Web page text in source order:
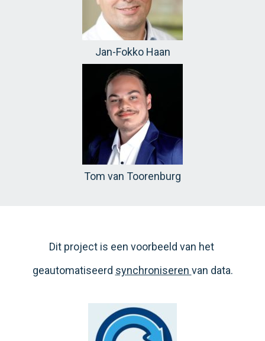
Jan-Fokko Haan
Tom van Toorenburg
Dit project is een voorbeeld van het
geautomatiseerd synchroniseren van data.